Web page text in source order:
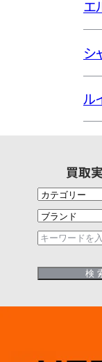
エ
シ
ル
買取